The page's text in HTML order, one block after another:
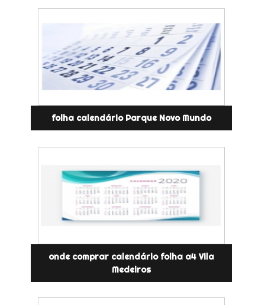
folha calendário Parque Novo Mundo
onde comprar calendário folha a4 Vila
Medeiros